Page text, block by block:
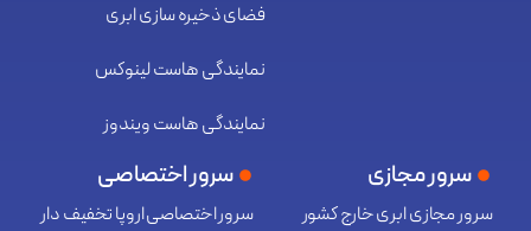
فضای ذخیره سازی ابری
نمایندگی هاست لینوکس
نمایندگی هاست ویندوز
سرور مجازی
سرور مجازی ابری خارج کشور
سرور اختصاصی
سرور اختصاصی اروپا تخفیف دار